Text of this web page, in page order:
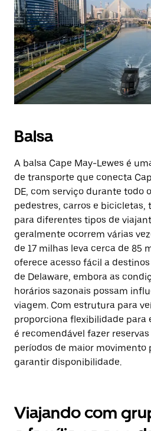
Balsa
A balsa Cape May-Lewes é
de transporte que conecta
DE, com serviço durante todo
pedestres, carros e bicicletas,
para diferentes tipos de
geralmente ocorrem várias
de 17 milhas leva cerca de 85
oferece acesso fácil a
de Delaware, embora as
horários sazonais possam
viagem. Com estrutura para
proporciona flexibilidade para
é recomendável fazer
períodos de maior movimento
garantir disponibilidade.
Viajando com